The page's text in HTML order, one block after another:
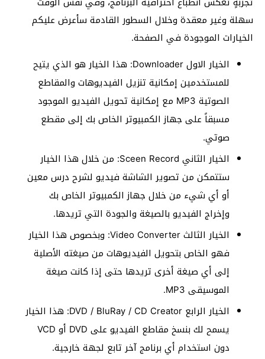
سهلة وغير معقدة وخلال السطور القادمة سأعرض عليكم
الخيارات الموجودة في الصفحة.
الخيار الاول Downloader: هذا الخيار هو الذي يتيح
للمستخدمين إمكانية تنزيل الفيديوهات والمقاطع
الصوتية MP3 مع إمكانية تحويل الفيديو الموجود
مسبقاً على جهاز الكمبيوتر الخاص بك إلى مقطع
صوتي.
الخيار الثاني Sceen Record: من خلال هذا الخيار
ستتمكن من تصوير الشاشة فيديو لشرح درس معين
أو أي شيء من خلال جهاز الكمبيوتر الخاص بك
وإخراج الفيديو بالصيغة والجودة التي تريدها.
الخيار الثالث Video Converter: وبخصوص هذا الخيار
فهو الخاص بتحويل الفيديوهات من صيغته الأصلية
إلى أي صيغة أخرى تريدها حتى إذا كانت صيغة
الموسيقى MP3.
الخيار الرابع DVD / BluRay / CD Creator: هذا الخيار
يسمح لك بنسخ مقاطع الفيديو على DVD أو VCD
دون استخدام أي برنامج آخر تابع لجهة خارجية.